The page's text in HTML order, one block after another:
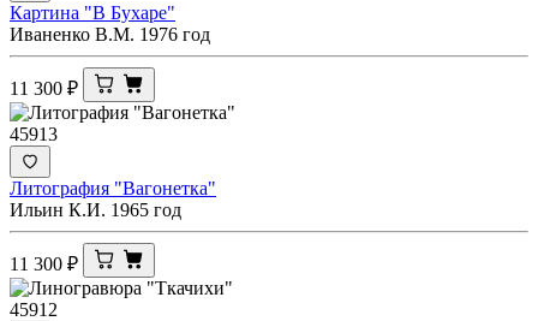
Картина "В Бухаре"
Иваненко В.М. 1976 год
11 300 ₽
45913
Литография "Вагонетка"
Ильин К.И. 1965 год
11 300 ₽
45912